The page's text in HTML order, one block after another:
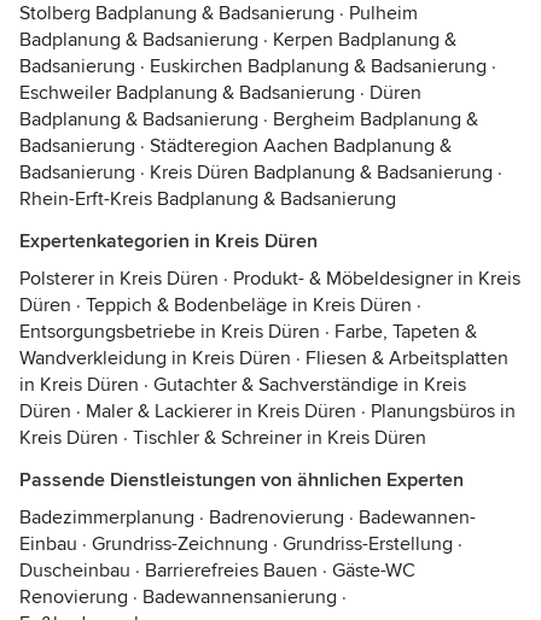
Stolberg Badplanung & Badsanierung · Pulheim
Badplanung & Badsanierung · Kerpen Badplanung &
Badsanierung · Euskirchen Badplanung & Badsanierung ·
Eschweiler Badplanung & Badsanierung · Düren
Badplanung & Badsanierung · Bergheim Badplanung &
Badsanierung · Städteregion Aachen Badplanung &
Badsanierung · Kreis Düren Badplanung & Badsanierung ·
Rhein-Erft-Kreis Badplanung & Badsanierung
Expertenkategorien in Kreis Düren
Polsterer in Kreis Düren · Produkt- & Möbeldesigner in Kreis
Düren · Teppich & Bodenbeläge in Kreis Düren ·
Entsorgungsbetriebe in Kreis Düren · Farbe, Tapeten &
Wandverkleidung in Kreis Düren · Fliesen & Arbeitsplatten
in Kreis Düren · Gutachter & Sachverständige in Kreis
Düren · Maler & Lackierer in Kreis Düren · Planungsbüros in
Kreis Düren · Tischler & Schreiner in Kreis Düren
Passende Dienstleistungen von ähnlichen Experten
Badezimmerplanung · Badrenovierung · Badewannen-
Einbau · Grundriss-Zeichnung · Grundriss-Erstellung ·
Duscheinbau · Barrierefreies Bauen · Gäste-WC
Renovierung · Badewannensanierung ·